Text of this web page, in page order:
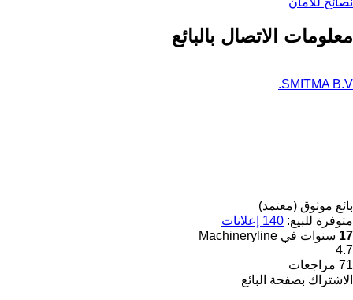
معلومات الاتصال بالبائع
SMITMA B.V.
بائع موثوق (معتمد)
متوفرة للبيع: 140 إعلانات
17 سنوات في Machineryline
4.7
71 مراجعات
الاشتراك بصفحة البائع